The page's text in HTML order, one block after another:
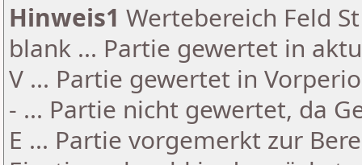
Hinweis1 Wertebereich Feld
blank ... Partie gewertet in
V ... Partie gewertet in
- ... Partie nicht gewertet, da
E ... Partie vorgemerkt zur